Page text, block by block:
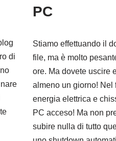
di
PC
Stiamo effettuando il
file, ma è molto
ore. Ma dovete uscire
almeno un giorno! Nel
energia elettrica e
PC acceso! Ma non
subire nulla di tutto